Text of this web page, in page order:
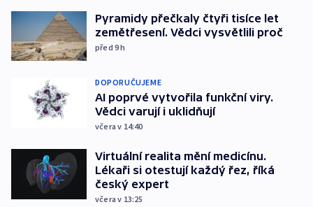
Pyramidy přečkaly čtyři tisíce let
zemětřesení. Vědci vysvětlili proč
před 9h
DOPORUČUJEME
AI poprvé vytvořila funkční viry.
Vědci varují i uklidňují
včera v 14:40
Virtuální realita mění medicínu.
Lékaři si otestují každý řez, říká
český expert
včera v 13:25